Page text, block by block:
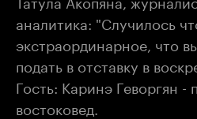
аналитика: "Случилось
экстраординарное, что
подать в отставку в
Гость: Каринэ Геворгян -
востоковед.